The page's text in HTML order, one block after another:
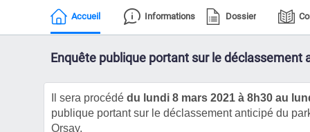
Accueil Informations Dossier
Enquête publique portant sur le déclassement
Il sera procédé du lundi 8 mars 2021 à 8h30 au
publique portant sur le déclassement anticipé du
Orsay.